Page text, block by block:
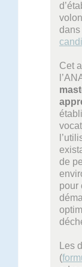
dans
Cet
de
pour
Les
(